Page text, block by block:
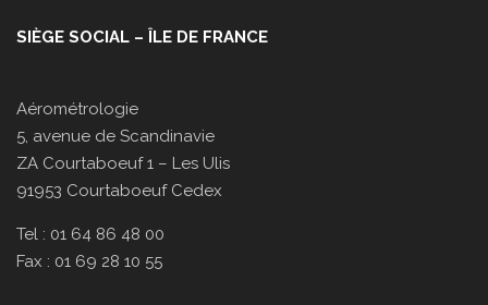
SIÈGE SOCIAL – ÎLE DE FRANCE
Aérométrologie
5, avenue de Scandinavie
ZA Courtaboeuf 1 – Les Ulis
91953 Courtaboeuf Cedex
Tel : 01 64 86 48 00
Fax : 01 69 28 10 55